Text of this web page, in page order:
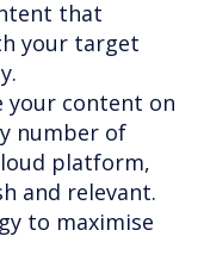
that
your target
your content on
number of
platform,
and relevant.
to maximise